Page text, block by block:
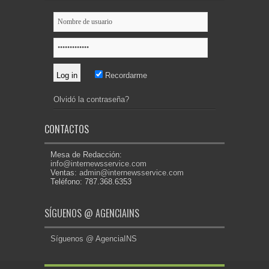
Recordarme
Olvidó la contraseña?
CONTACTOS
Mesa de Redacción:
info@internewsservice.com
Ventas: admin@internewsservice.com
Teléfono: 787.368.6353
SÍGUENOS @ AGENCIAINS
Síguenos @ AgenciaINS